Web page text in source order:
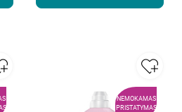
NEMOKAMAS
PRISTATYMAS